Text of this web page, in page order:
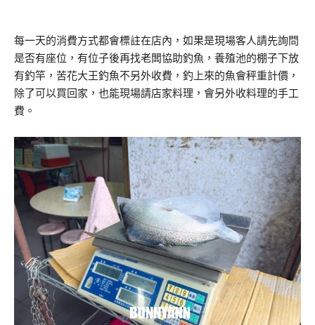
每一天的消費方式都會標註在店內，如果是現場客人請先詢問
是否有座位，有位子後再找老闆協助釣魚，養殖池的棚子下放
有釣竿，苦花大王釣魚不另外收費，釣上來的魚會秤重計價，
除了可以買回家，也能現場請店家料理，會另外收料理的手工
費。